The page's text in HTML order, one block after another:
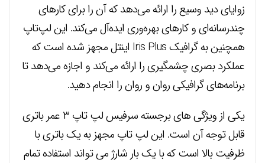
زوایای دید وسیع را ارائه می‌دهد که آن را برای کارهای
چندرسانه‌ای و کارهای بهره‌وری ایده‌آل می‌کند. این لپ‌تاپ
همچنین به گرافیک Iris Plus اینتل مجهز شده است که
عملکرد بصری چشمگیری را ارائه می‌کند و اجازه می‌دهد تا
برنامه‌های گرافیکی روان و روان را انجام دهید.
یکی از ویژگی های برجسته سرفیس لپ تاپ ۳ عمر باتری
قابل توجه آن است. این لپ تاپ مجهز به یک باتری با
ظرفیت بالا است که با یک بار شارژ می تواند استفاده تمام